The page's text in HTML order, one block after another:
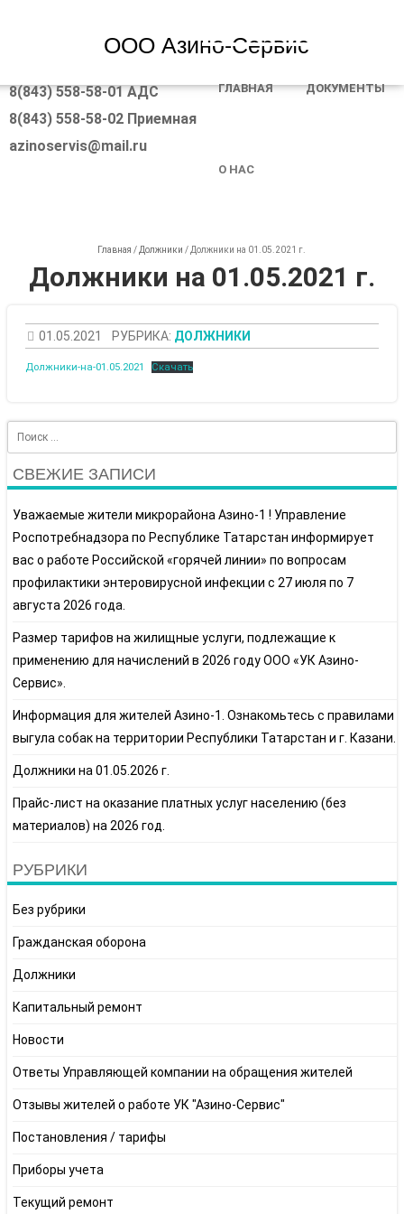
ООО Азино-Сервис
8(843) 558-58-01 АДС
8(843) 558-58-02 Приемная
azinoservis@mail.ru
SKIP TO CONTENT
ГЛАВНАЯ ДОКУМЕНТЫ
О НАС
Главная / Должники / Должники на 01.05.2021 г.
Должники на 01.05.2021 г.
01.05.2021 РУБРИКА: ДОЛЖНИКИ
Должники-на-01.05.2021 Скачать
Search
СВЕЖИЕ ЗАПИСИ
Уважаемые жители микрорайона Азино-1 ! Управление
Роспотребнадзора по Республике Татарстан информирует
вас о работе Российской «горячей линии» по вопросам
профилактики энтеровирусной инфекции с 27 июля по 7
августа 2026 года.
Размер тарифов на жилищные услуги, подлежащие к
применению для начислений в 2026 году ООО «УК Азино-
Сервис».
Информация для жителей Азино-1. Ознакомьтесь с правилами
выгула собак на территории Республики Татарстан и г. Казани.
Должники на 01.05.2026 г.
Прайс-лист на оказание платных услуг населению (без
материалов) на 2026 год.
РУБРИКИ
Без рубрики
Гражданская оборона
Должники
Капитальный ремонт
Новости
Ответы Управляющей компании на обращения жителей
Отзывы жителей о работе УК "Азино-Сервис"
Постановления / тарифы
Приборы учета
Текущий ремонт